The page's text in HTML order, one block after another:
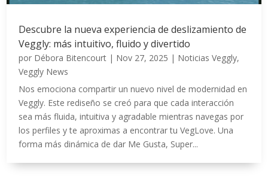
Descubre la nueva experiencia de deslizamiento de
Veggly: más intuitivo, fluido y divertido
por Débora Bitencourt | Nov 27, 2025 | Noticias Veggly,
Veggly News
Nos emociona compartir un nuevo nivel de modernidad en
Veggly. Este rediseño se creó para que cada interacción
sea más fluida, intuitiva y agradable mientras navegas por
los perfiles y te aproximas a encontrar tu VegLove. Una
forma más dinámica de dar Me Gusta, Super...